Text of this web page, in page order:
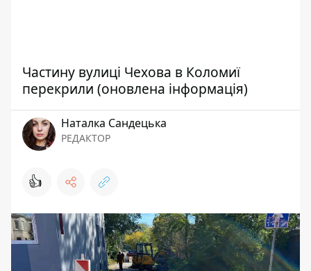
Частину вулиці Чехова в Коломиї
перекрили (оновлена інформація)
Наталка Сандецька
РЕДАКТОР
👍